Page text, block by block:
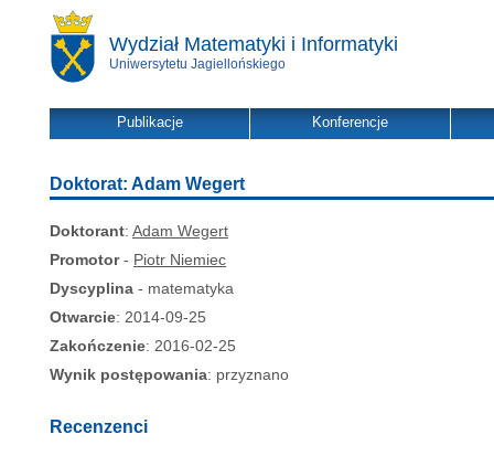
Wydział Matematyki i Informatyki
Uniwersytetu Jagiellońskiego
Publikacje Konferencje
Doktorat: Adam Wegert
Doktorant: Adam Wegert
Promotor- Piotr Niemiec
Dyscyplina - matematyka
Otwarcie: 2014-09-25
Zakończenie: 2016-02-25
Wynik postępowania: przyznano
Recenzenci